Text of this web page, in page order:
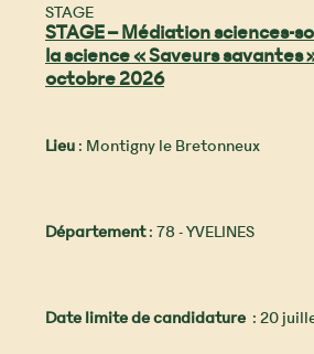
STAGE
STAGE – Médiation sciences-
la science « Saveurs savantes
octobre 2026
Lieu: Montigny le Bretonneux
Département: 78 - YVELINES
Date limite de candidature : 20